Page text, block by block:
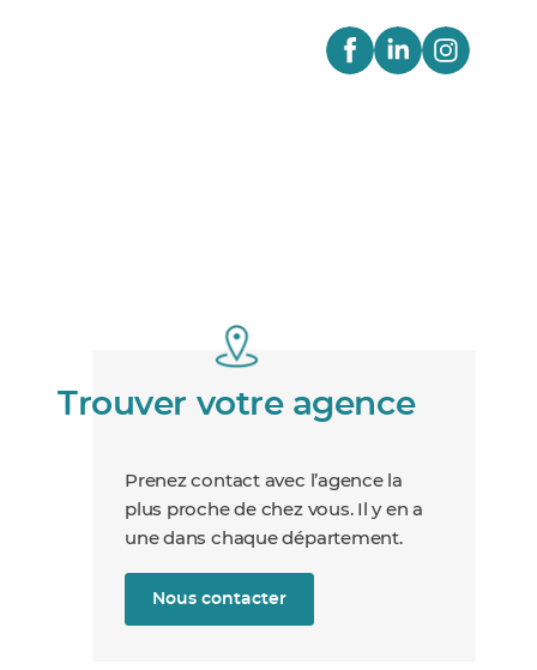
Trouver votre agence
Prenez contact avec l’agence la
plus proche de chez vous. Il y en a
une dans chaque département.
Nous contacter